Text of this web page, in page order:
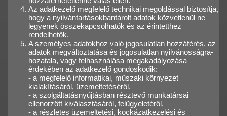
Az adatkezelő megfelelő technikai megoldással biztosítja,
hogy a nyilvántartásokbantárolt adatok közvetlenül ne
legyenek összekapcsolhatók és az érintetthez
rendelhetők.
A személyes adatokhoz való jogosulatlan hozzáférés, az
adatok megváltoztatása és jogosulatlan nyilvánosságra-
hozatala, vagy felhasználása megakadályozása
érdekében az adatkezelő gondoskodik:
- a megfelelő informatikai, műszaki környezet
kialakításáról, üzemeltetéséről,
- a szolgáltatásnyújtásban résztevő munkatársai
ellenorzött kiválasztásáról, felügyeletéről,
- a részletes üzemeltetési, kockázatkezelési és